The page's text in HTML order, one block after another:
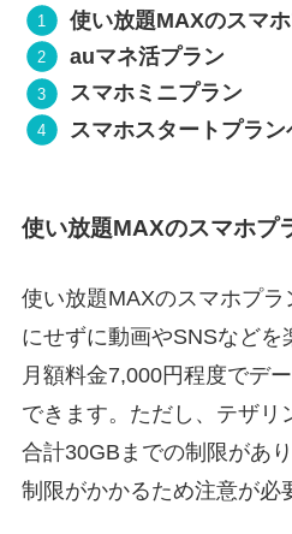
使い放題MAXのスマ
auマネ活プラン
スマホミニプラン
スマホスタートプラン
使い放題MAXのスマホプ
使い放題MAXのスマホプ
にせずに動画やSNSなどを
月額料金7,000円程度でデ
できます。ただし、テザリ
合計30GBまでの制限があ
制限がかかるため注意が必